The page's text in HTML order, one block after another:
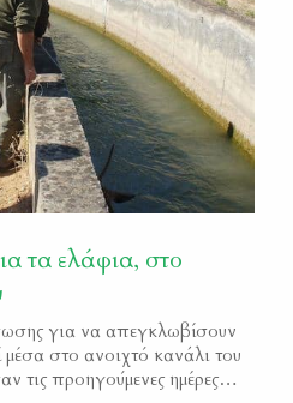
τα ελάφια, στο
για να απεγκλωβίσουν
μέσα στο ανοιχτό κανάλι του
προηγούμενες ημέρες